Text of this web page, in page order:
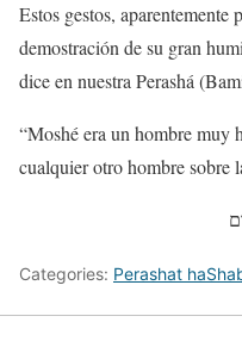
Estos gestos, aparentemente
demostración de su gran
dice en nuestra Perashá
“Moshé era un hombre muy
cualquier otro hombre sobre
Categories: Perashat